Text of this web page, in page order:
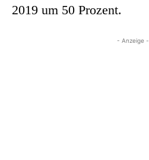
2019 um 50 Prozent.
- Anzeige -